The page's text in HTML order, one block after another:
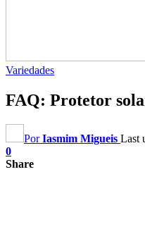
Variedades
FAQ: Protetor
PorIasmim Migueis Last
0
Share